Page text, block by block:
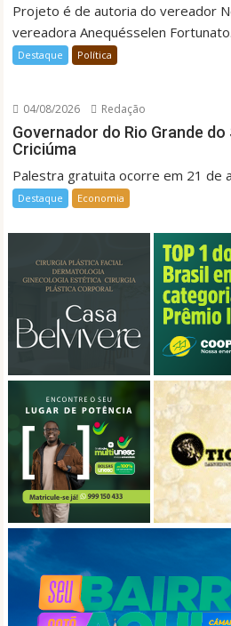
Projeto é de autoria do vereador
vereadora Anequésselen Fortunato.
Destaque Política
04/08/2026 Redação
Governador do Rio Grande
Criciúma
Palestra gratuita ocorre em 21 de
Destaque Economia